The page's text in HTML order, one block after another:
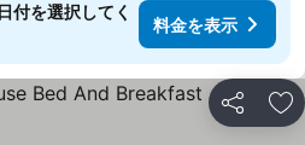
付を選択してく
料金を表示
シェア お